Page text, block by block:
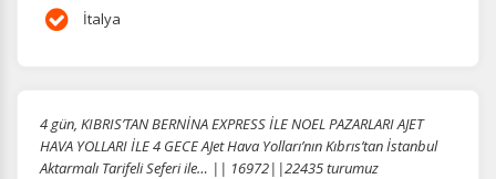
İtalya
4 gün, KIBRIS’TAN BERNİNA EXPRESS İLE NOEL PAZARLARI AJET
HAVA YOLLARI İLE 4 GECE AJet Hava Yolları’nın Kıbrıs’tan İstanbul
Aktarmalı Tarifeli Seferi ile… || 16972||22435 turumuz